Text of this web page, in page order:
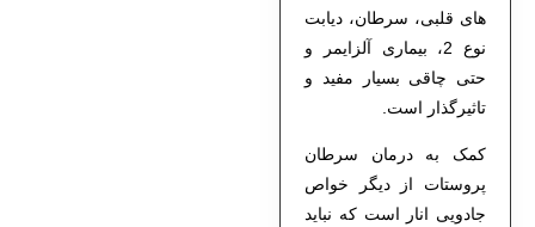
های قلبی، سرطان، دیابت
نوع 2، بیماری آلزایمر و
حتی چاقی بسیار مفید و
تاثیرگذار است.
کمک به درمان سرطان
پروستات از دیگر خواص
جادویی انار است که نباید